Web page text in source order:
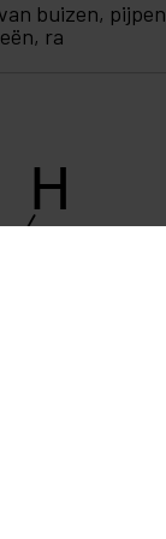
buizen,
ra